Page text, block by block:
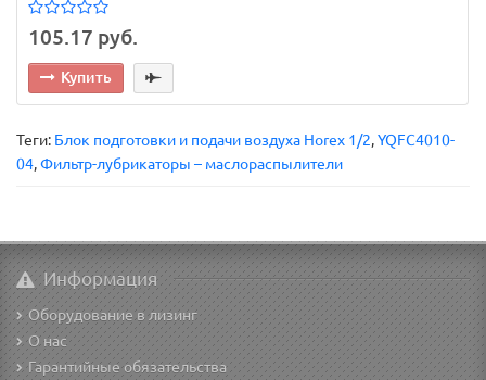
105.17 руб.
Купить
Теги: Блок подготовки и подачи воздуха Horex 1/2,YQFC4010-
04,Фильтр-лубрикаторы – маслораспылители
Информация
Оборудование в лизинг
О нас
Гарантийные обязательства